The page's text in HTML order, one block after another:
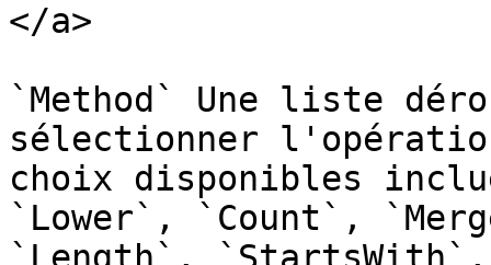
</a>
`Method` Une liste
sélectionner
choix disponibles
`Lower`, `Count`,